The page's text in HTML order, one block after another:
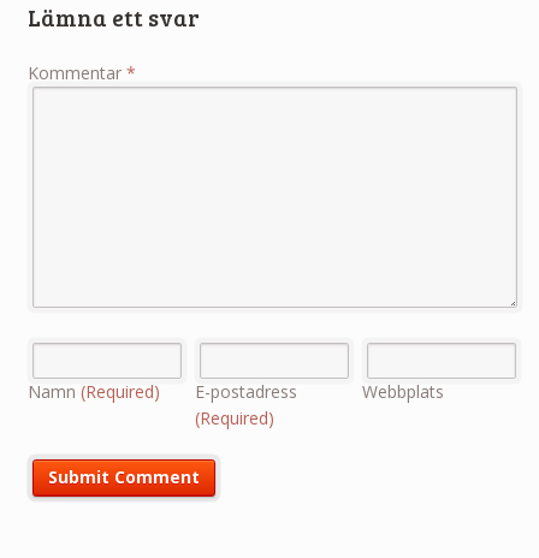
Lämna ett svar
Kommentar *
Namn (Required)
E-postadress
(Required)
Webbplats